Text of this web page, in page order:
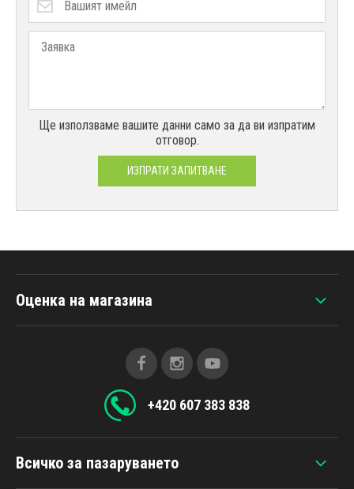
Ще използваме вашите данни само за да ви изпратим
отговор.
ИЗПРАТИ ЗАПИТВАНЕ
Всичко за пазаруването
Оценка на магазина
+420 607 383 838